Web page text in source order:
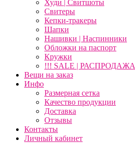
Худи | Свитшоты
Свитеры
Кепки-тракеры
Шапки
Нашивки | Наспинники
Обложки на паспорт
Кружки
!!! SALE | РАСПРОДАЖА
Вещи на заказ
Инфо
Размерная сетка
Качество продукции
Доставка
Отзывы
Контакты
Личный кабинет